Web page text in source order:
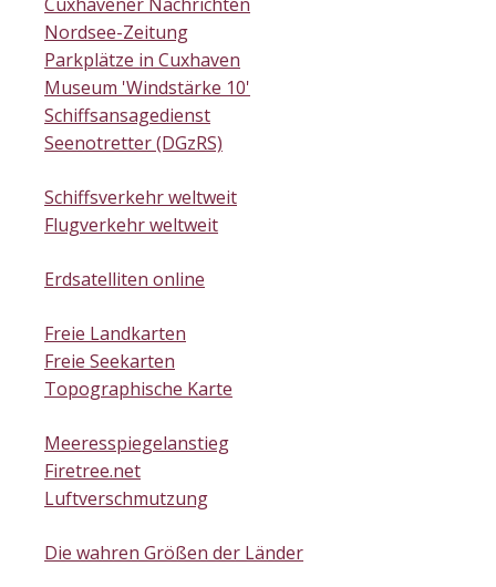
Nordsee-Zeitung
Parkplätze in Cuxhaven
Museum 'Windstärke 10'
Schiffsansagedienst
Seenotretter (DGzRS)
Schiffsverkehr weltweit
Flugverkehr weltweit
Erdsatelliten online
Freie Landkarten
Freie Seekarten
Topographische Karte
Meeresspiegelanstieg
Firetree.net
Luftverschmutzung
Die wahren Größen der Länder